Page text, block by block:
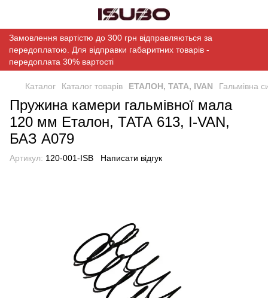
Замовлення вартістю до 300 грн відправляються за
передоплатою. Для відправки габаритних товарів -
передоплата 30% вартості
Каталог Каталог товарів ЕТАЛОН, ТАТА, IVAN Гальмівна
Пружина камери гальмівної мала
120 мм Еталон, ТАТА 613, I-VAN,
БАЗ А079
Артикул: 120-001-ISB Написати відгук